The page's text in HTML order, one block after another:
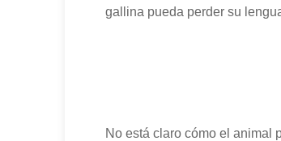
gallina pueda perder su
No está claro cómo el animal